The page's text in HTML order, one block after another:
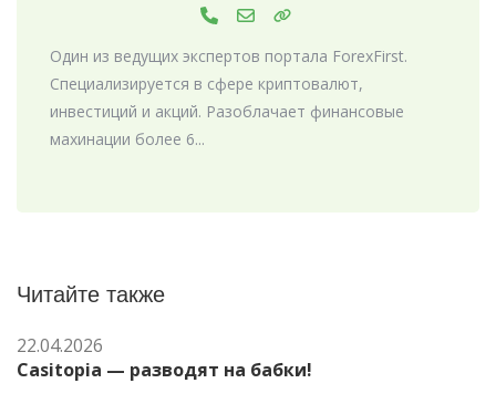
Один из ведущих экспертов портала ForexFirst.
Специализируется в сфере криптовалют,
инвестиций и акций. Разоблачает финансовые
махинации более 6...
Читайте также
22.04.2026
Casitopia — разводят на бабки!